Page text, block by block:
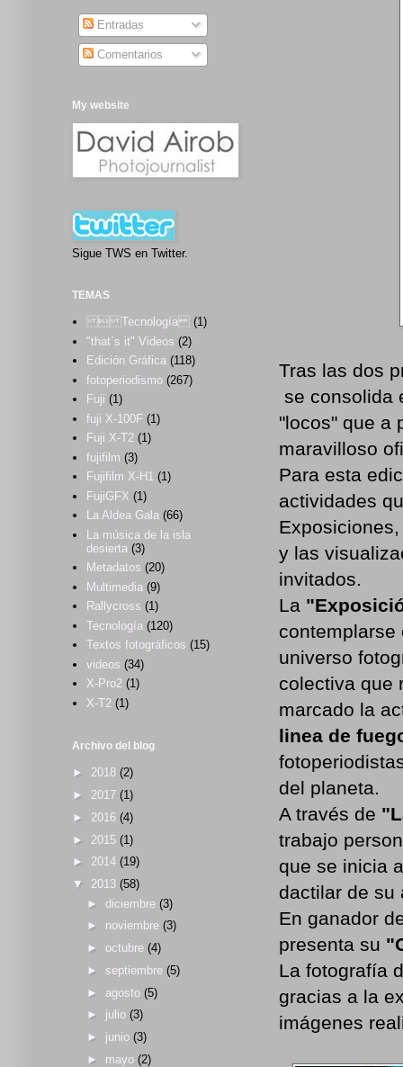
Tras las dos
se consolida
"locos" que a
maravilloso
Para esta
actividades
y las
invitados.
La
contemplarse
universo
colectiva que
marcado la
linea de
del planeta.
A través de
trabajo
que se inicia
dactilar de su
En ganador
presenta su
La fotografía
gracias a la
imágenes
Entradas
Comentarios
My website
Sigue TWS en Twitter.
TEMAS
 Tecnología (1)
"that´s it" Videos (2)
Edición Gráfica (118)
fotoperiodismo (267)
Fuji (1)
fuji X-100F (1)
Fuji X-T2 (1)
fujifilm (3)
Fujifilm X-H1 (1)
FujiGFX (1)
La Aldea Gala (66)
La música de la isla
desierta (3)
Metadatos (20)
Multimedia (9)
Rallycross (1)
Tecnología (120)
Textos fotográficos (15)
videos (34)
X-Pro2 (1)
X-T2 (1)
Archivo del blog
► 2018 (2)
► 2017 (1)
► 2016 (4)
► 2015 (1)
► 2014 (19)
▼ 2013 (58)
► diciembre (3)
► noviembre (3)
► octubre (4)
► septiembre (5)
► agosto (5)
► julio (3)
► junio (3)
► mayo (2)